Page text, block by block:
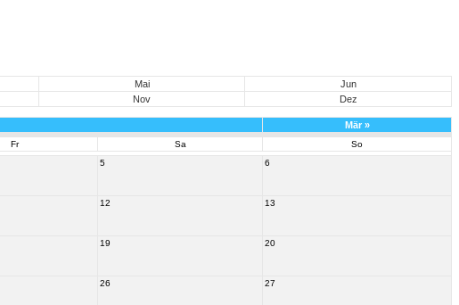
Mai
Jun
Nov Dez
Mär»
Fr Sa
So
5 6
12 13
19 20
26 27